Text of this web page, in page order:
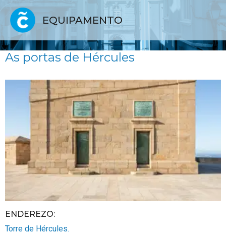
EQUIPAMENTO
As portas de Hércules
ENDEREZO:
Torre de Hércules.